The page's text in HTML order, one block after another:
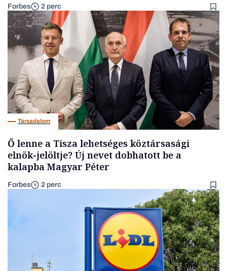
Forbes 2 perc
Társadalom
Ő lenne a Tisza lehetséges köztársasági
elnök-jelöltje? Új nevet dobhatott be a
kalapba Magyar Péter
Forbes 2 perc